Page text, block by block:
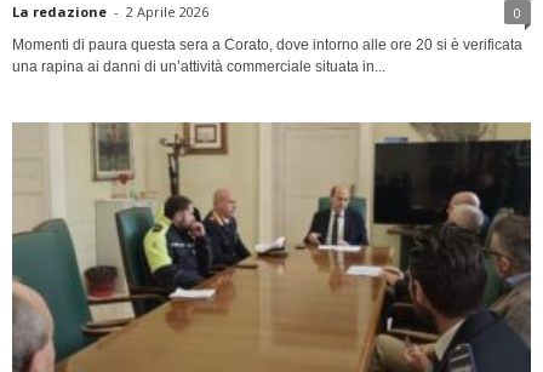
La redazione - 2 Aprile 2026 0
Momenti di paura questa sera a Corato, dove intorno alle ore 20 si è verificata
una rapina ai danni di un’attività commerciale situata in...